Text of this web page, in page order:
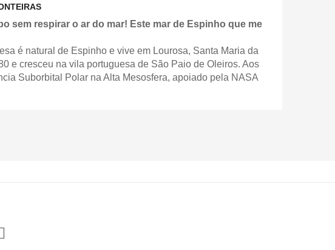
sem respirar o ar do mar! Este mar de Espinho que me
é natural de Espinho e vive em Lourosa, Santa Maria da
e cresceu na vila portuguesa de São Paio de Oleiros. Aos
Suborbital Polar na Alta Mesosfera, apoiado pela NASA